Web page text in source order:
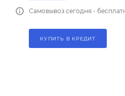
Самовывоз сегодня -
КУПИТЬ В КРЕДИТ